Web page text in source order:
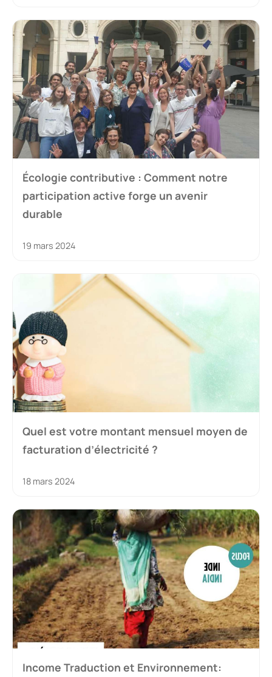
Écologie contributive : Comment notre
participation active forge un avenir
durable
19 mars 2024
Quel est votre montant mensuel moyen de
facturation d’électricité ?
18 mars 2024
Income Traduction et Environnement: